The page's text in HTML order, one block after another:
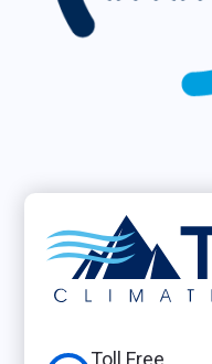
Toll Free